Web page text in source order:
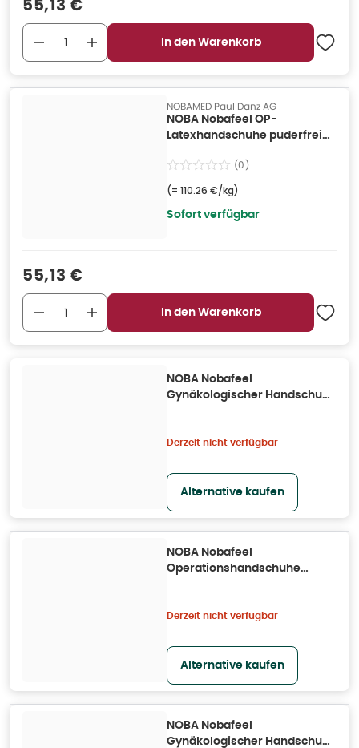
55,13 €
In den Warenkorb
NOBAMED Paul Danz AG
NOBA Nobafeel OP-
Latexhandschuhe puderfrei
(0)
(= 110.26 €/kg)
Sofort verfügbar
Verkaufspreis
55,13 €
In den Warenkorb
NOBA Nobafeel
Gynäkologischer Handschuh
Derzeit nicht verfügbar
Alternative kaufen
NOBA Nobafeel
Operationshandschuhe
Derzeit nicht verfügbar
Alternative kaufen
NOBA Nobafeel
Gynäkologischer Handschuh